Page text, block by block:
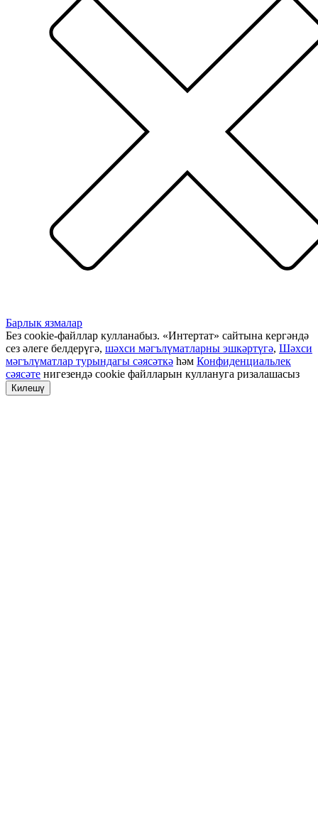
Барлык язмалар
Без cookie-файллар кулланабыз. «Интертат» сайтына кергәндә
сез әлеге белдерүгә, шәхси мәгълүматларны эшкәртүгә, Шәхси
мәгълүматлар турындагы сәясәткә һәм Конфиденциальлек
сәясәте нигезендә cookie файлларын куллануга ризалашасыз
Килешү